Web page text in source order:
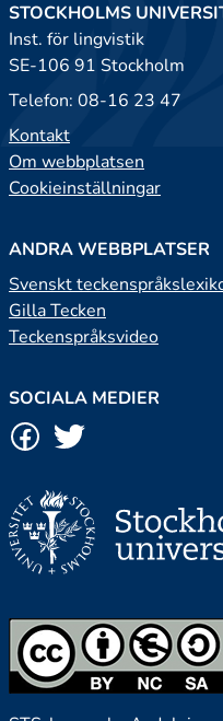
STOCKHOLMS
Inst. för lingvistik
SE-106 91 Stockholm
Telefon: 08-16 23 47
Kontakt
Om webbplatsen
Cookieinställningar
ANDRA WEBBPLATSER
Svenskt
Gilla Tecken
Teckenspråksvideo
SOCIALA MEDIER